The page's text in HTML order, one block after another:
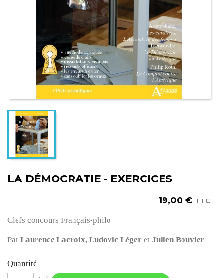
LA DÉMOCRATIE - EXERCICES
19,00 € TTC
Clefs concours Français-philo
Par Laurence Lacroix, Ludovic Léger et Julien Bouvier
Quantité